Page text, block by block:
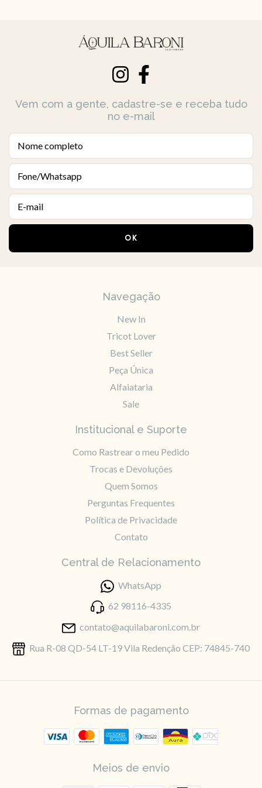
Vem com a gente, cadastre-se e receba tudo
no e-mail
Navegação
New In
Tricot Lover
Best Seller
Peça Única
Alfaiataria
Sale
Institucional e Suporte
Como Rastrear o meu Pedido
Trocas e Devoluções
Quem Somos
Perguntas Frequentes
Política de Privacidade
Contato
Central de Relacionamento
WhatsApp
62 98116-4335
contato@aquilabaroni.com.br
Rua R-08 QD-54 LT-19 Vila Redenção CEP: 74845-740
Formas de pagamento
Meios de envio